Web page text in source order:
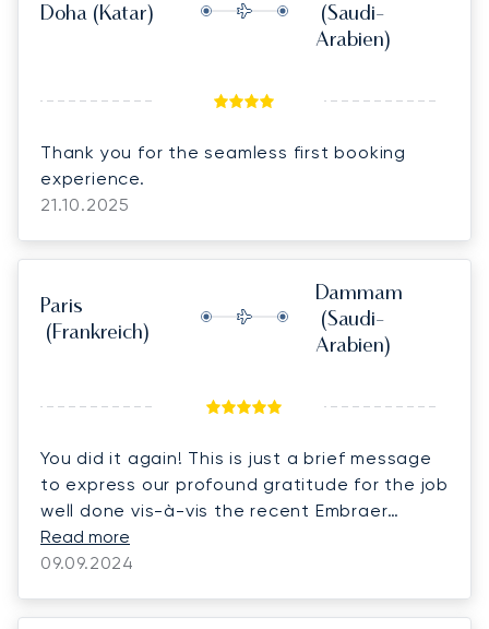
Doha (Katar)
(Saudi-
Arabien)
Thank you for the seamless first booking
experience.
21.10.2025
Paris
(Frankreich)
Dammam
(Saudi-
Arabien)
You did it again! This is just a brief message
to express our profound gratitude for the job
well done vis-à-vis the recent Embraer
Lineage 1000 flight from LBG Paris to
Dammam, Saudi Arabia on 7th September. It
point and no stone was left unturned as we
Read more
09.09.2024